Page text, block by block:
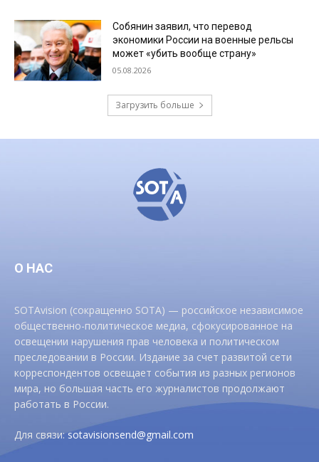
Собянин заявил, что перевод
экономики России на военные рельсы
может «убить вообще страну»
05.08.2026
Загрузить больше
О НАС
SOTAvision (сокращенно SOTA) — российское независимое
общественно-политическое медиа, сфокусированное на
освещении нарушения прав человека и политическом
преследовании в России. Издание за счет развитой сети
корреспондентов освещает события из разных регионов
мира, но большая часть его журналистов продолжают
работать в России.
Для связи:sotavisionsend@gmail.com